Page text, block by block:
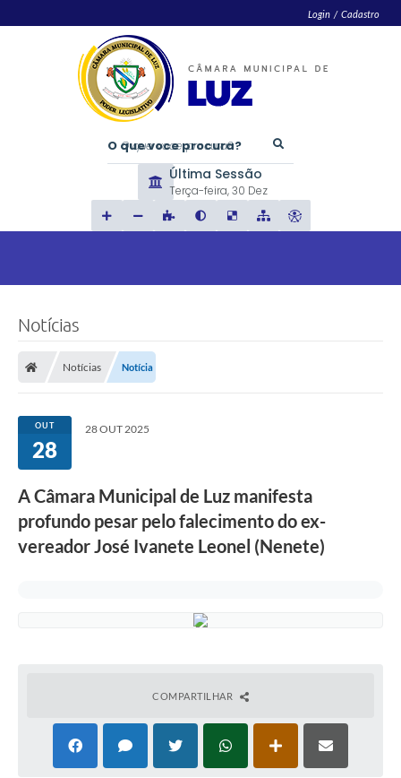
Login / Cadastro
O que voce procura?
Última Sessão
Terça-feira 30 Dez
Notícias
Notícias Notícia
OUT
28
28 OUT 2025
A Câmara Municipal de Luz manifesta
profundo pesar pelo falecimento do ex-
vereador José Ivanete Leonel (Nenete)
COMPARTILHAR